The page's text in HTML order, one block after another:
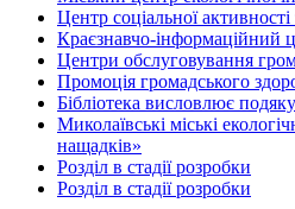
Центр соціальної
Краєзнавчо-інформаційний
Центри обслуговування
Промоція громадського
Бібліотека висловлює подяку
Миколаївські міські
нащадків»
Розділ в стадії розробки
Розділ в стадії розробки